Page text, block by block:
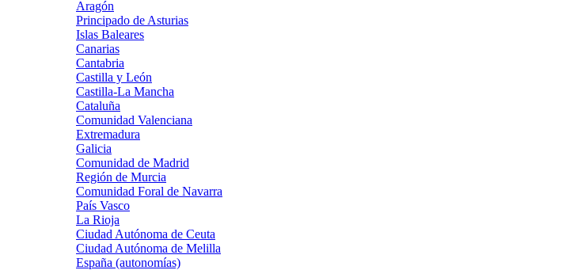
Aragón
Principado de Asturias
Islas Baleares
Canarias
Cantabria
Castilla y León
Castilla-La Mancha
Cataluña
Comunidad Valenciana
Extremadura
Galicia
Comunidad de Madrid
Región de Murcia
Comunidad Foral de Navarra
País Vasco
La Rioja
Ciudad Autónoma de Ceuta
Ciudad Autónoma de Melilla
España (autonomías)